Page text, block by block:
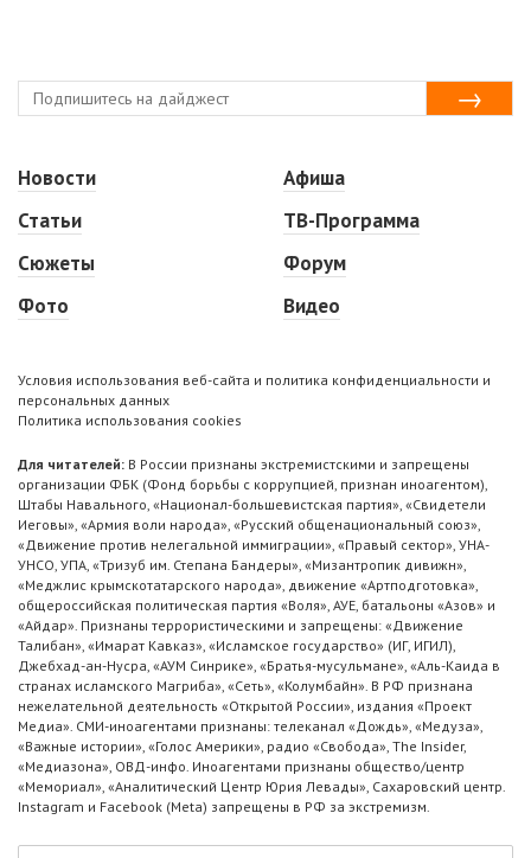
Новости
Статьи
Сюжеты
Фото
Афиша
ТВ-Программа
Форум
Видео
Условия использования веб-сайта и политика конфиденциальности и
персональных данных
Политика использования cookies
Для читателей: В России признаны экстремистскими и запрещены
организации ФБК (Фонд борьбы с коррупцией, признан иноагентом),
Штабы Навального, «Национал-большевистская партия», «Свидетели
Иеговы», «Армия воли народа», «Русский общенациональный союз»,
«Движение против нелегальной иммиграции», «Правый сектор», УНА-
УНСО, УПА, «Тризуб им. Степана Бандеры», «Мизантропик дивижн»,
«Меджлис крымскотатарского народа», движение «Артподготовка»,
общероссийская политическая партия «Воля», АУЕ, батальоны «Азов» и
«Айдар». Признаны террористическими и запрещены: «Движение
Талибан», «Имарат Кавказ», «Исламское государство» (ИГ, ИГИЛ),
Джебхад-ан-Нусра, «АУМ Синрике», «Братья-мусульмане», «Аль-Каида в
странах исламского Магриба», «Сеть», «Колумбайн». В РФ признана
нежелательной деятельность «Открытой России», издания «Проект
Медиа». СМИ-иноагентами признаны: телеканал «Дождь», «Медуза»,
«Важные истории», «Голос Америки», радио «Свобода», The Insider,
«Медиазона», ОВД-инфо. Иноагентами признаны общество/центр
«Мемориал», «Аналитический Центр Юрия Левады», Сахаровский центр.
Instagram и Facebook (Metа) запрещены в РФ за экстремизм.